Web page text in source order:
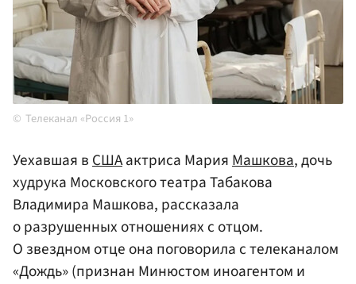
Телеканал «Россия 1»
Уехавшая вСШАактриса МарияМашкова, дочь
худрука Московского театра Табакова
Владимира Машкова, рассказала
о разрушенных отношениях с отцом.
О звездном отце она поговорила с телеканалом
«Дождь» (признан Минюстом иноагентом и